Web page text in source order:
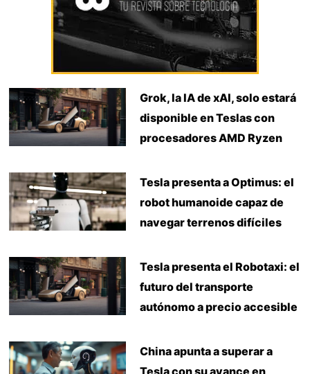
Grok, la IA de xAI, solo estará
disponible en Teslas con
procesadores AMD Ryzen
Tesla presenta a Optimus: el
robot humanoide capaz de
navegar terrenos difíciles
Tesla presenta el Robotaxi: el
futuro del transporte
autónomo a precio accesible
China apunta a superar a
Tesla con su avance en